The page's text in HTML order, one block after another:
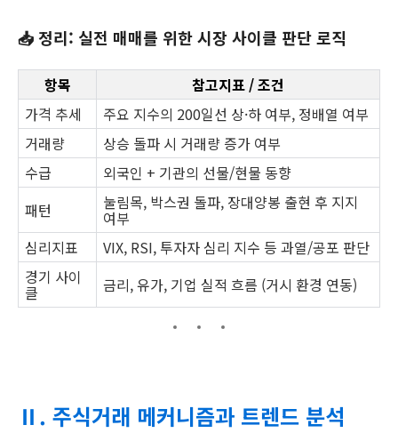
📥 정리: 실전 매매를 위한 시장 사이클 판단 로직
항목
참고지표 / 조건
가격 추세
주요 지수의 200일선 상·하 여부, 정배열 여부
거래량
상승 돌파 시 거래량 증가 여부
수급
외국인 + 기관의 선물/현물 동향
패턴
눌림목, 박스권 돌파, 장대양봉 출현 후 지지
여부
심리지표
VIX, RSI, 투자자 심리 지수 등 과열/공포 판단
경기 사이
클 금리, 유가, 기업 실적 흐름 (거시 환경 연동)
Ⅱ. 주식거래 메커니즘과 트렌드 분석